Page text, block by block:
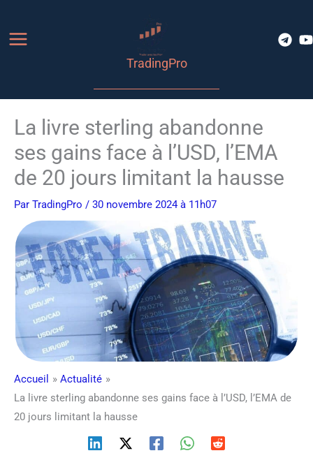
contenu
TradingPro
La livre sterling abandonne
ses gains face à l’USD, l’EMA
de 20 jours limitant la hausse
Par TradingPro / 30 novembre 2024 à 11h07
Accueil
Actualité
La livre sterling abandonne ses gains face à l’USD, l’EMA de
20 jours limitant la hausse